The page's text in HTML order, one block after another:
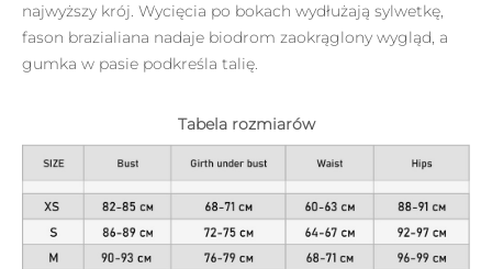
najwyższy krój. Wycięcia po bokach wydłużają sylwetkę,
fason brazialiana nadaje biodrom zaokrąglony wygląd, a
gumka w pasie podkreśla talię.
Tabela rozmiarów